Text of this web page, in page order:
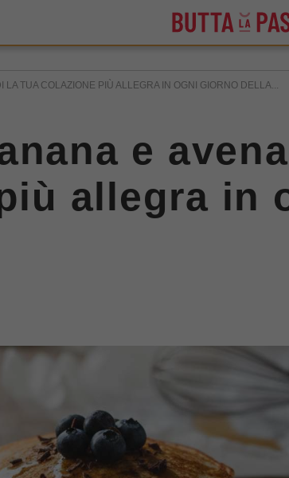
LA TUA COLAZIONE PIÙ ALLEGRA IN OGNI GIORNO DELLA...
e
allegra in